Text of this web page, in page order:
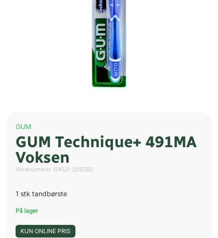
GUM
GUM Technique+ 491MA
Voksen
Varenummer (SKU): 209380
1 stk tandbørste
På lager
KUN ONLINE PRIS